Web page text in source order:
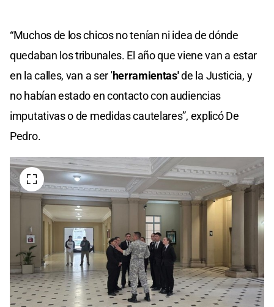
“Muchos de los chicos no tenían ni idea de dónde
quedaban los tribunales. El año que viene van a estar
en la calles, van a ser 'herramientas'de la Justicia, y
no habían estado en contacto con audiencias
imputativas o de medidas cautelares”, explicó De
Pedro.